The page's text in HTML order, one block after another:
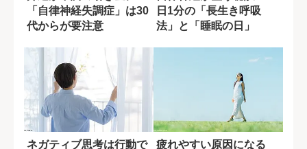
「自律神経失調症」は30
代からが要注意
日1分の「長生き呼吸
法」と「睡眠の日」
ネガティブ思考は行動で
疲れやすい原因になる